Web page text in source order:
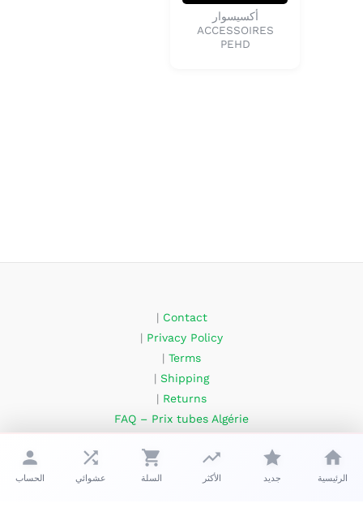
أكسيسوار
ACCESSOIRES
PEHD
Contact
|
Privacy Policy
|
Terms
|
Shipping
|
Returns
|
FAQ – Prix tubes Algérie
الرئيسية جديد الأكثر السلة عشوائي الحساب